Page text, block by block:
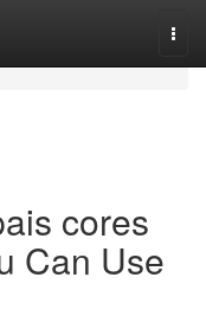
cores
Can Use